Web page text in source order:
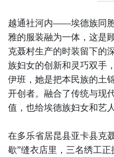
越通社河内——埃德族同
雅的服装融为一体，这是
克聂村生产的时装留下的
族妇女的创新和灵巧双手
伊班，她是把本民族的土
开创者。融合了传统与现
值，也给埃德族妇女和艺
在多乐省居昆县亚卡县克
歇”缝衣店里，三名绣工